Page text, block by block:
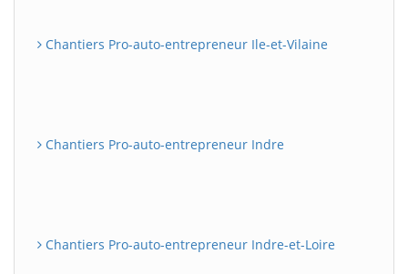
Chantiers Pro-auto-entrepreneur Ile-et-Vilaine
Chantiers Pro-auto-entrepreneur Indre
Chantiers Pro-auto-entrepreneur Indre-et-Loire